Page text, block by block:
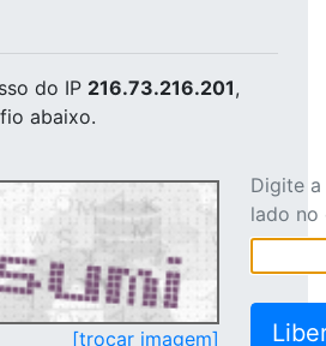
do IP 216.73.216.201,
abaixo.
[trocar imagem]
Digite
lado no